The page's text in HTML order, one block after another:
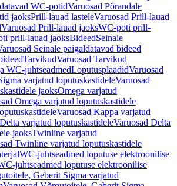
WC-potidVaruosad Põrandale
jaoksPrill-lauad lasteleVaruosad Prill-lauad
Varuosad Prill-lauad jaoksWC-poti prill-
prill-lauad jaoksBideedSeinale
Seinale paigaldatavad bideed
TarvikudVaruosad Tarvikud
WC-juhtseadmedLoputusplaadidVaruosad
varjatud loputuskastideleVaruosad
jaoksOmega varjatud
Omega varjatud loputuskastidele
Varuosad Kappa varjatud
Delta varjatud loputuskastideleVaruosad Delta
jaoksTwinline varjatud
Twinline varjatud loputuskastidele
WC-juhtseadmed loputuse elektroonilise
juhtseadmed loputuse elektroonilise
Geberit Sigma varjatud